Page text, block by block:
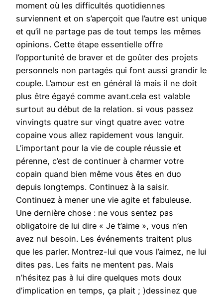
moment où les difficultés quotidiennes
surviennent et on s’aperçoit que l’autre est unique
et qu’il ne partage pas de tout temps les mêmes
opinions. Cette étape essentielle offre
l’opportunité de braver et de goûter des projets
personnels non partagés qui font aussi grandir le
couple. L’amour est en général là mais il ne doit
plus être égayé comme avant.cela est valable
surtout au début de la relation. si vous passez
vinvingts quatre sur vingt quatre avec votre
copaine vous allez rapidement vous languir.
L’important pour la vie de couple réussie et
pérenne, c’est de continuer à charmer votre
copain quand bien même vous êtes en duo
depuis longtemps. Continuez à la saisir.
Continuez à mener une vie agite et fabuleuse.
Une dernière chose : ne vous sentez pas
obligatoire de lui dire « Je t’aime », vous n’en
avez nul besoin. Les événements traitent plus
que les parler. Montrez-lui que vous l’aimez, ne lui
dites pas. Les faits ne mentent pas. Mais
n’hésitez pas à lui dire quelques mots doux
d’implication en temps, ça plait ; )dessinez que